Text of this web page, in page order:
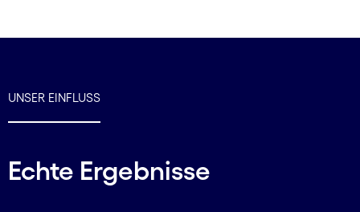
UNSER EINFLUSS
Echte Ergebnisse